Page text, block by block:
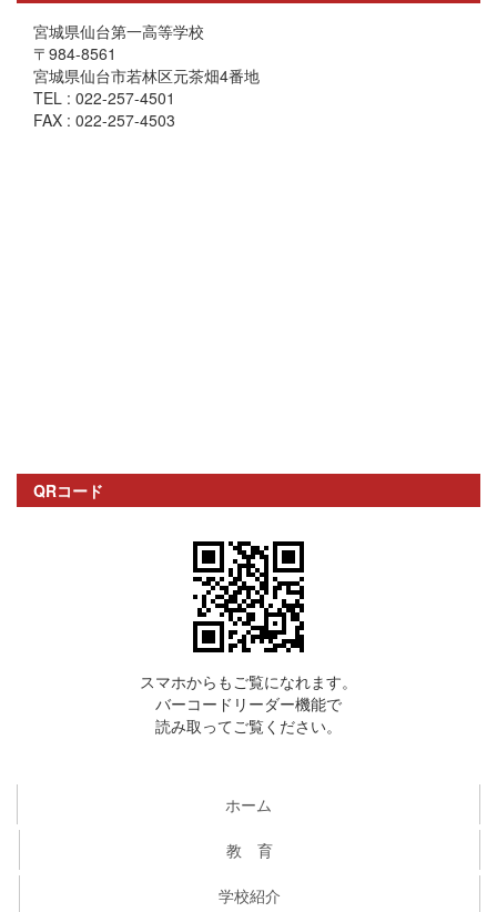
宮城県仙台第一高等学校
〒984-8561
宮城県仙台市若林区元茶畑4番地
TEL : 022-257-4501
FAX : 022-257-4503
QRコード
スマホからもご覧になれます。
バーコードリーダー機能で
読み取ってご覧ください。
ホーム
教 育
学校紹介